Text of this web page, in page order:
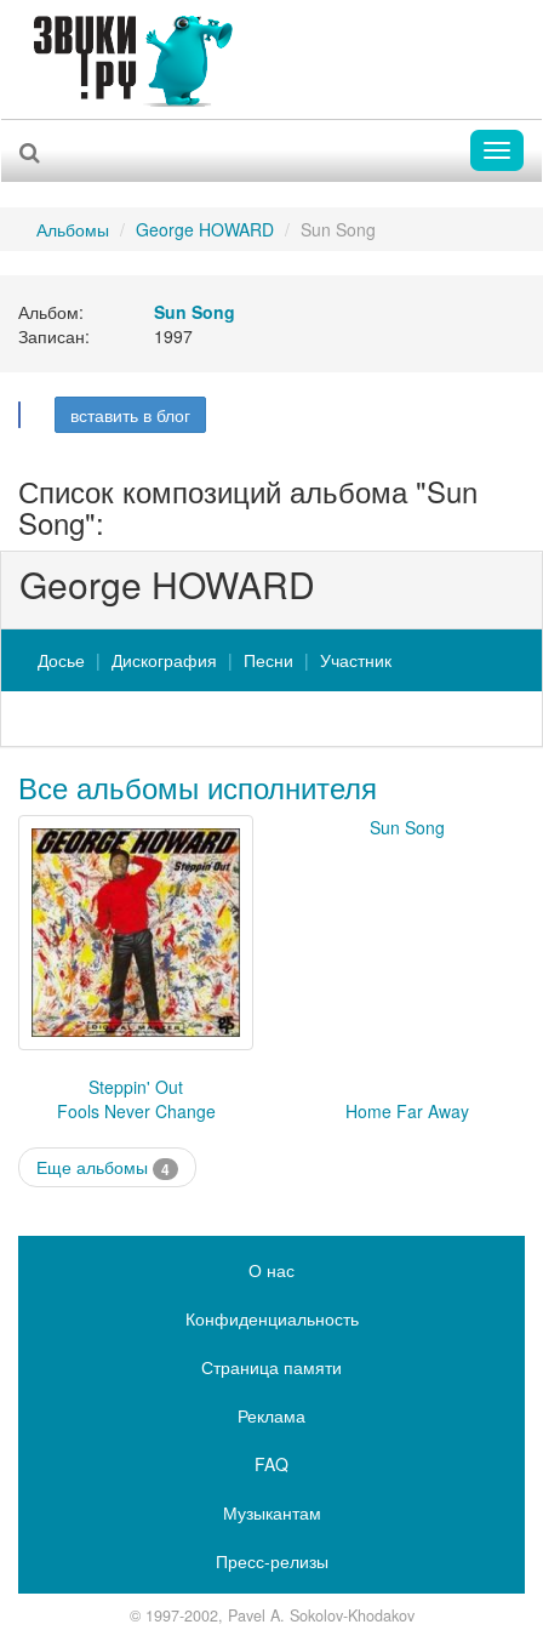
Альбомы George HOWARD Sun Song
Альбом:
Sun Song
Записан:
1997
вставить в блог
Список композиций альбома "Sun
Song":
George HOWARD
Досье Дискография Песни Участник
Все альбомы исполнителя
Steppin' Out
Sun Song
Fools Never Change Home Far Away
Еще альбомы 4
О нас
Конфиденциальность
Страница памяти
Реклама
FAQ
Музыкантам
Пресс-релизы
© 1997-2002, Pavel A. Sokolov-Khodakov